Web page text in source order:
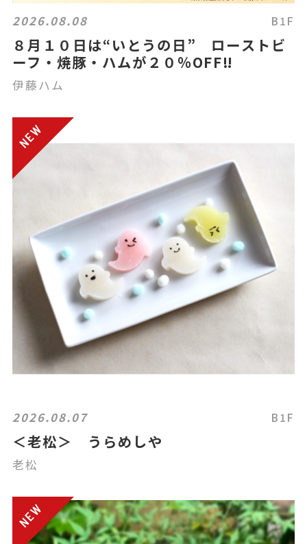
2026.08.08 B1F
８月１０日は“いとうの日” ローストビ
ーフ・焼豚・ハムが２０％OFF‼
伊藤ハム
2026.08.07 B1F
＜老松＞ うらめしや
老松